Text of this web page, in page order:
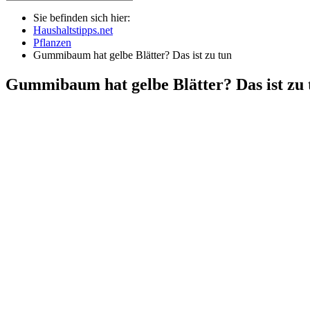
Sie befinden sich hier:
Haushaltstipps.net
Pflanzen
Gummibaum hat gelbe Blätter? Das ist zu tun
Gummibaum hat gelbe Blätter? Das ist zu